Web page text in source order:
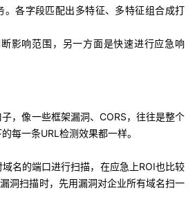
。各字段匹配出多特征、多特征组合成打
影响范围，另一方面是快速进行应急响
，像一些框架漏洞、CORS，往往是整个
每一条URL检测效果都一样。
名的端口进行扫描，在应急上ROI也比较
洞扫描时，先用漏洞对企业所有域名扫一